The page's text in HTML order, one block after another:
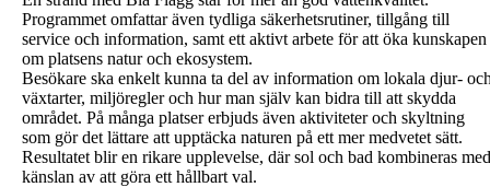
Programmet omfattar även tydliga säkerhetsrutiner, tillgång till
service och information, samt ett aktivt arbete för att öka kunskapen
om platsens natur och ekosystem.
Besökare ska enkelt kunna ta del av information om lokala djur-
växtarter, miljöregler och hur man själv kan bidra till att skydda
området. På många platser erbjuds även aktiviteter och skyltning
som gör det lättare att upptäcka naturen på ett mer medvetet sätt.
Resultatet blir en rikare upplevelse, där sol och bad kombineras med
känslan av att göra ett hållbart val.